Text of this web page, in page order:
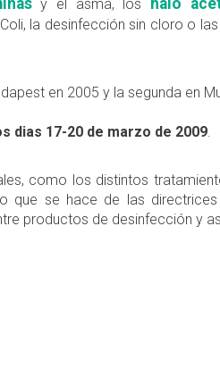
y el asma, los halo
la desinfección sin cloro o
en 2005 y la segunda en
dias 17-20 de marzo de 2009.
como los distintos
que se hace de las
productos de desinfección y